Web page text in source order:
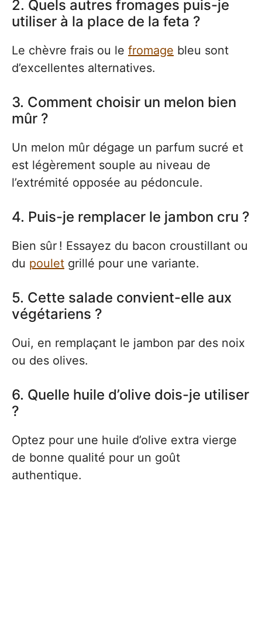
2. Quels autres fromages puis-je
utiliser à la place de la feta ?
Le chèvre frais ou le fromage bleu sont
d’excellentes alternatives.
3. Comment choisir un melon bien
mûr ?
Un melon mûr dégage un parfum sucré et
est légèrement souple au niveau de
l’extrémité opposée au pédoncule.
4. Puis-je remplacer le jambon cru ?
Bien sûr ! Essayez du bacon croustillant ou
du poulet grillé pour une variante.
5. Cette salade convient-elle aux
végétariens ?
Oui, en remplaçant le jambon par des noix
ou des olives.
6. Quelle huile d’olive dois-je utiliser
?
Optez pour une huile d’olive extra vierge
de bonne qualité pour un goût
authentique.